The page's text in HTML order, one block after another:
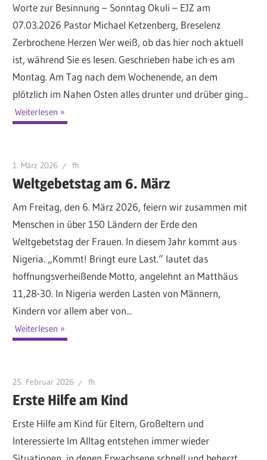
Worte zur Besinnung – Sonntag Okuli – EJZ am
07.03.2026 Pastor Michael Ketzenberg, Breselenz
Zerbrochene Herzen Wer weiß, ob das hier noch aktuell
ist, während Sie es lesen. Geschrieben habe ich es am
Montag. Am Tag nach dem Wochenende, an dem
plötzlich im Nahen Osten alles drunter und drüber ging...
Weiterlesen
1. März 2026 fh
Weltgebetstag am 6. März
Am Freitag, den 6. März 2026, feiern wir zusammen mit
Menschen in über 150 Ländern der Erde den
Weltgebetstag der Frauen. In diesem Jahr kommt aus
Nigeria. „Kommt! Bringt eure Last.“ lautet das
hoffnungsverheißende Motto, angelehnt an Matthäus
11,28-30. In Nigeria werden Lasten von Männern,
Kindern vor allem aber von...
Weiterlesen
25. Februar 2026 fh
Erste Hilfe am Kind
Erste Hilfe am Kind für Eltern, Großeltern und
Interessierte Im Alltag entstehen immer wieder